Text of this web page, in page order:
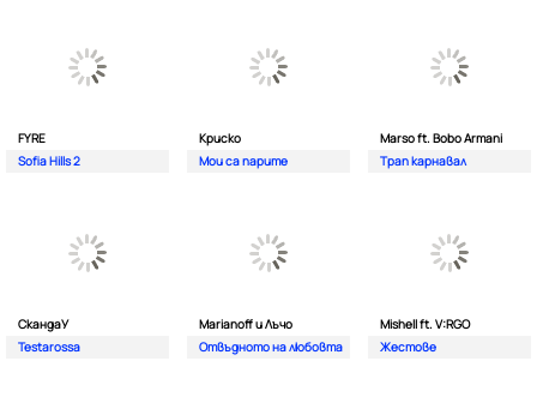
FYRE
Sofia Hills 2
Криско
Мои са парите
Marso ft. Bobo Armani
Трап карнавал
СкандаУ
Testarossa
Marianoff и Лъчо
Отвъдното на любовта
Mishell ft. V:RGO
Жестове